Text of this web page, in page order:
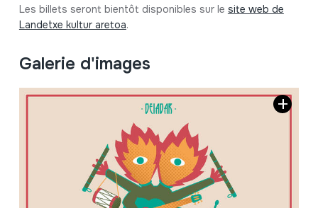
Les billets seront bientôt disponibles sur le site web de
Landetxe kultur aretoa.
Galerie d'images